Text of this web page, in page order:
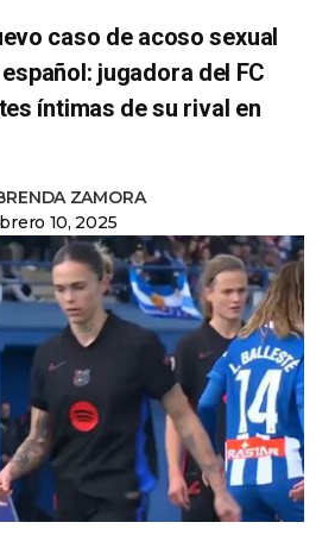
caso de acoso sexual
jugadora del FC
íntimas de su rival en
ZAMORA
10, 2025